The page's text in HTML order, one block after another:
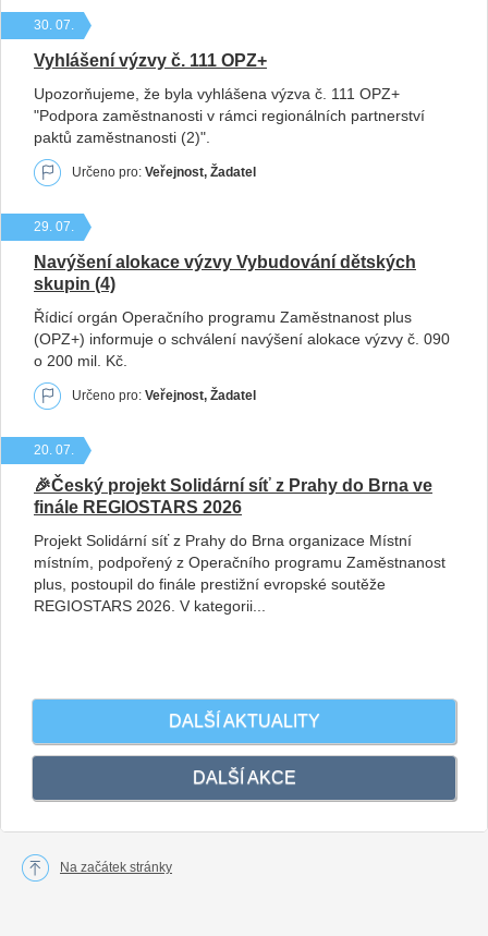
30. 07.
Vyhlášení výzvy č. 111 OPZ+
Upozorňujeme, že byla vyhlášena výzva č. 111 OPZ+
"Podpora zaměstnanosti v rámci regionálních partnerství
paktů zaměstnanosti (2)".
Určeno pro: Veřejnost, Žadatel
29. 07.
Navýšení alokace výzvy Vybudování dětských
skupin (4)
Řídicí orgán Operačního programu Zaměstnanost plus
(OPZ+) informuje o schválení navýšení alokace výzvy č. 090
o 200 mil. Kč.
Určeno pro: Veřejnost, Žadatel
20. 07.
🎉Český projekt Solidární síť z Prahy do Brna ve
finále REGIOSTARS 2026
Projekt Solidární síť z Prahy do Brna organizace Místní
místním, podpořený z Operačního programu Zaměstnanost
plus, postoupil do finále prestižní evropské soutěže
REGIOSTARS 2026. V kategorii...
DALŠÍ­ AKTUALITY
DALŠÍ AKCE
Na začátek stránky